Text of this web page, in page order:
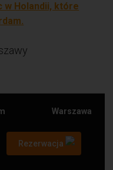
w Holandii, które
Warszawa
Rezerwacja